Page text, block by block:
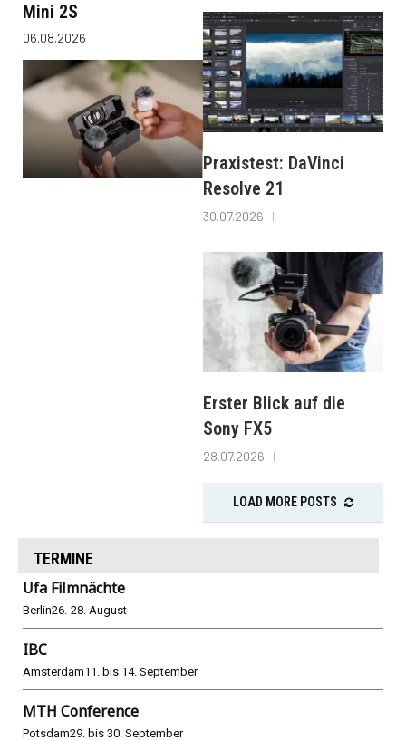
Mini 2S
06.08.2026
Praxistest: DaVinci
Resolve 21
30.07.2026
Erster Blick auf die
Sony FX5
28.07.2026
LOAD MORE POSTS
TERMINE
Ufa Filmnächte
Berlin26.-28. August
IBC
Amsterdam11. bis 14. September
MTH Conference
Potsdam29. bis 30. September